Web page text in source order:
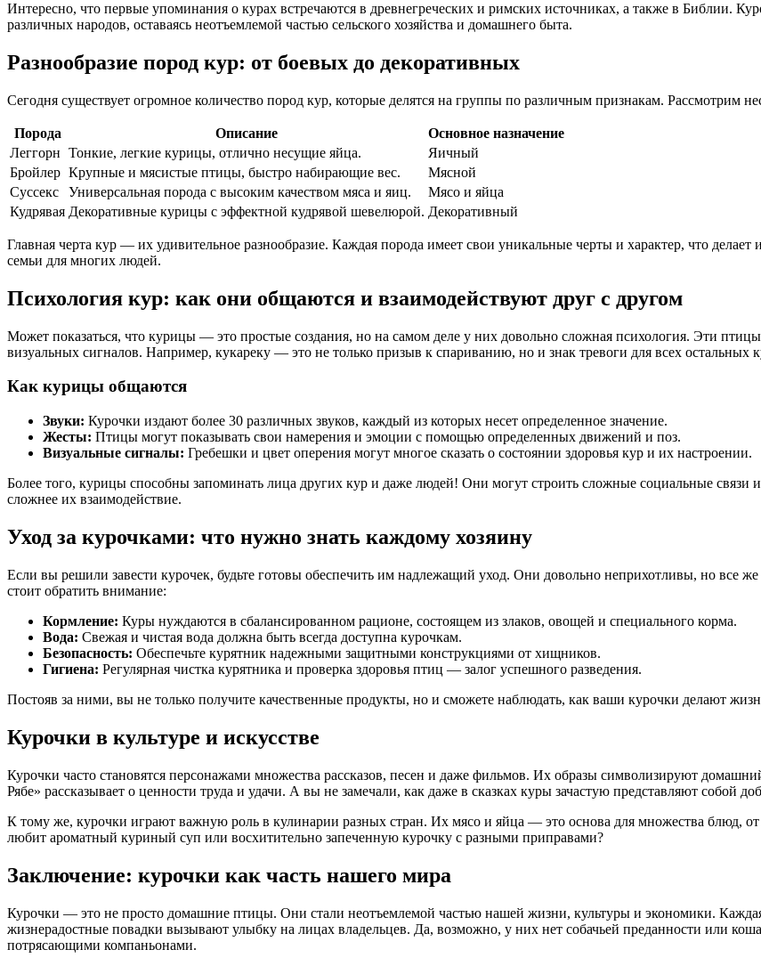
Интересно, что первые упоминания о курах встречаются в древнегреческих и римских источниках, а также в Библии.
различных народов, оставаясь неотъемлемой частью сельского хозяйства и домашнего быта.
Разнообразие пород кур: от боевых до декоративных
Сегодня существует огромное количество пород кур, которые делятся на группы по различным признакам. Рассмотрим
Порода Описание
Основное назначение
Леггорн Тонкие, легкие курицы, отлично несущие яйца.
Яичный
Бройлер Крупные и мясистые птицы, быстро набирающие вес.
Мясной
Суссекс
Универсальная порода с высоким качеством мяса и яиц.
Мясо и яйца
Кудрявая Декоративные курицы с эффектной кудрявой шевелюрой. Декоративный
Главная черта кур — их удивительное разнообразие. Каждая порода имеет свои уникальные черты и характер, что
семьи для многих людей.
Психология кур: как они общаются и взаимодействуют друг с другом
Может показаться, что курицы — это простые создания, но на самом деле у них довольно сложная психология. Эти
визуальных сигналов. Например, кукареку — это не только призыв к спариванию, но и знак тревоги для всех остальных
Как курицы общаются
Звуки: Курочки издают более 30 различных звуков, каждый из которых несет определенное значение.
Жесты: Птицы могут показывать свои намерения и эмоции с помощью определенных движений и поз.
Визуальные сигналы: Гребешки и цвет оперения могут многое сказать о состоянии здоровья кур и их настроении.
Более того, курицы способны запоминать лица других кур и даже людей! Они могут строить сложные социальные
сложнее их взаимодействие.
Уход за курочками: что нужно знать каждому хозяину
Если вы решили завести курочек, будьте готовы обеспечить им надлежащий уход. Они довольно неприхотливы, но все
стоит обратить внимание:
Кормление: Куры нуждаются в сбалансированном рационе, состоящем из злаков, овощей и специального корма.
Вода: Свежая и чистая вода должна быть всегда доступна курочкам.
Безопасность: Обеспечьте курятник надежными защитными конструкциями от хищников.
Гигиена: Регулярная чистка курятника и проверка здоровья птиц — залог успешного разведения.
Постояв за ними, вы не только получите качественные продукты, но и сможете наблюдать, как ваши курочки делают
Курочки в культуре и искусстве
Курочки часто становятся персонажами множества рассказов, песен и даже фильмов. Их образы символизируют
Рябе» рассказывает о ценности труда и удачи. А вы не замечали, как даже в сказках куры зачастую представляют собой
К тому же, курочки играют важную роль в кулинарии разных стран. Их мясо и яйца — это основа для множества блюд,
любит ароматный куриный суп или восхитительно запеченную курочку с разными приправами?
Заключение: курочки как часть нашего мира
Курочки — это не просто домашние птицы. Они стали неотъемлемой частью нашей жизни, культуры и экономики.
жизнерадостные повадки вызывают улыбку на лицах владельцев. Да, возможно, у них нет собачьей преданности или
потрясающими компаньонами.